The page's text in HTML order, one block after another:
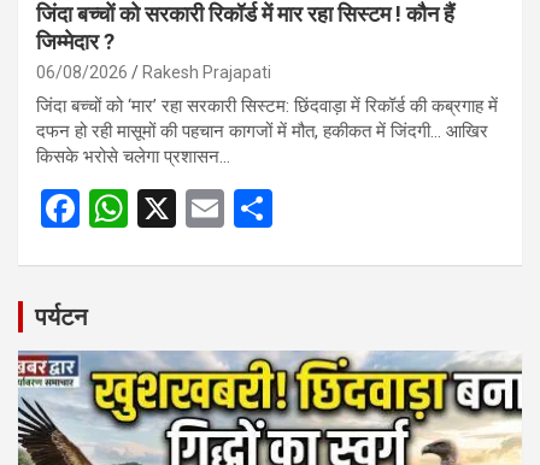
जिंदा बच्चों को सरकारी रिकॉर्ड में मार रहा सिस्टम ! कौन हैं
जिम्मेदार ?
06/08/2026 Rakesh Prajapati
जिंदा बच्चों को ‘मार’ रहा सरकारी सिस्टम: छिंदवाड़ा में रिकॉर्ड की कब्रगाह में
दफन हो रही मासूमों की पहचान कागजों में मौत, हकीकत में जिंदगी… आखिर
किसके भरोसे चलेगा प्रशासन…
F
b
o
o
k
W
A
p
p
X
E
पर्यटन